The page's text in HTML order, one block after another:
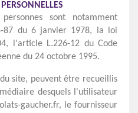
sont notamment
87 du 6 janvier 1978, la loi
l'article L.226-12 du Code
du 24 octobre 1995.
site, peuvent être recueillis
desquels l'utilisateur
gaucher.fr, le fournisseur